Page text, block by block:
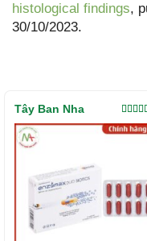
histological findings,
30/10/2023.
Được
hạng
Tây Ban Nha